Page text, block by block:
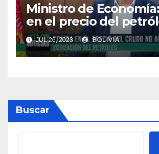
Ministro de
en el precio del
afecta al PGE de
JUL 26, 2023 BOLIVIA
Buscar